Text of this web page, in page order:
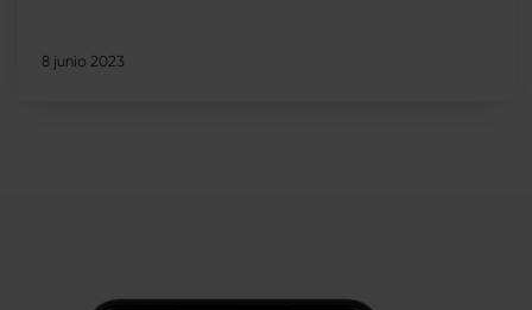
8 junio 2023